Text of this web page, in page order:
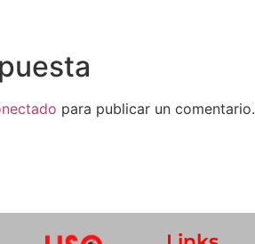
para publicar un comentario.